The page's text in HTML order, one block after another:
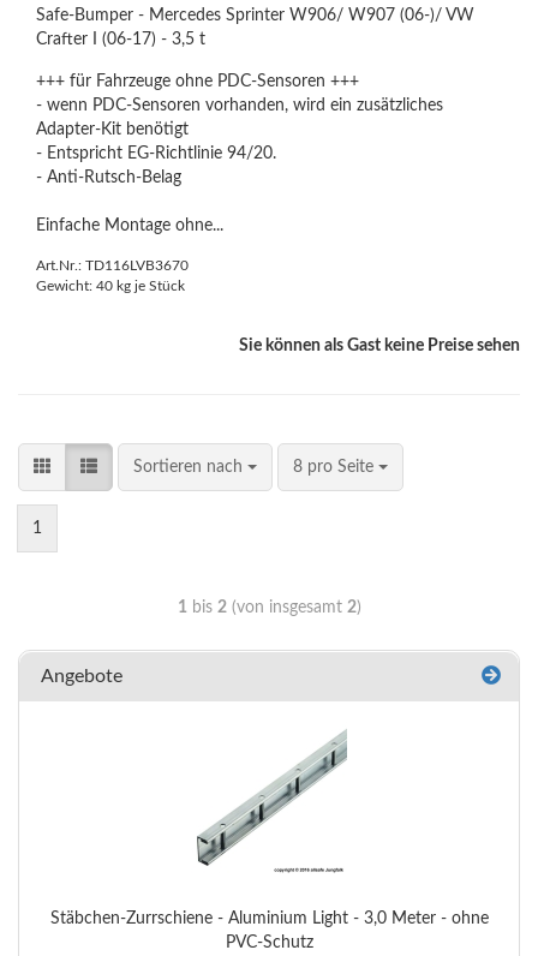
Safe-Bumper - Mercedes Sprinter W906/ W907 (06-)/ VW
Crafter I (06-17) - 3,5 t
+++ für Fahrzeuge ohne PDC-Sensoren +++
- wenn PDC-Sensoren vorhanden, wird ein zusätzliches
Adapter-Kit benötigt
- Entspricht EG-Richtlinie 94/20.
- Anti-Rutsch-Belag
Einfache Montage ohne...
Art.Nr.: TD116LVB3670
Gewicht: 40 kg je Stück
Sie können als Gast keine Preise sehen
Sortieren nach 8 pro Seite
1
1bis 2(von insgesamt 2)
Angebote
Stäbchen-Zurrschiene - Aluminium Light - 3,0 Meter - ohne
PVC-Schutz